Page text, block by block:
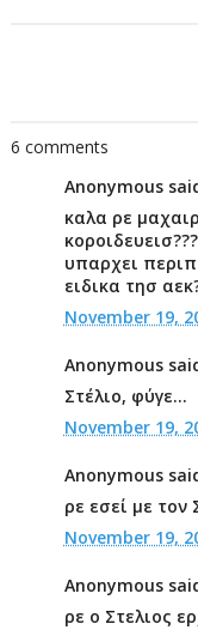
6 comments
Anonymous
καλα ρε
υπαρχει
ειδικα τησ
November 19,
Anonymous
Στέλιο, φύγε...
November 19,
Anonymous
ρε εσεί με τον
November 19,
Anonymous
ρε ο Στελιος